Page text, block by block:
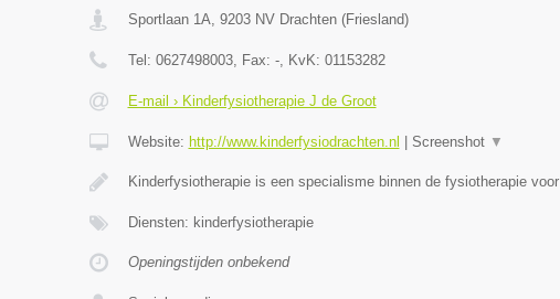
Sportlaan 1A, 9203 NV Drachten(Friesland)
Tel: 0627498003, Fax: -, KvK: 01153282
E-mail › Kinderfysiotherapie J de Groot
Website: http://www.kinderfysiodrachten.nl Screenshot ▼
Kinderfysiotherapie is een specialisme binnen de fysiotherapie voor
Diensten: kinderfysiotherapie
Openingstijden onbekend